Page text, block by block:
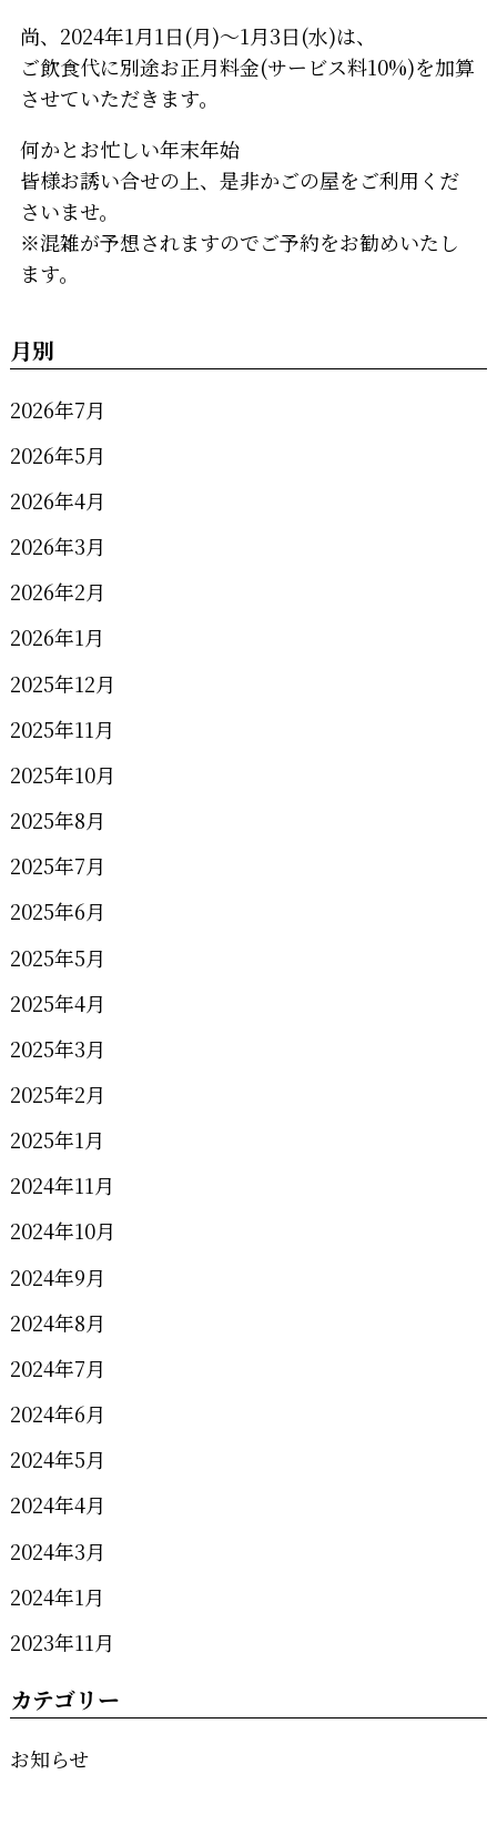
尚、2024年1月1日(月)～1月3日(水)は、
ご飲食代に別途お正月料金(サービス料10%)を加算
させていただきます。
何かとお忙しい年末年始
皆様お誘い合せの上、是非かごの屋をご利用くだ
さいませ。
※混雑が予想されますのでご予約をお勧めいたし
ます。
月別
2026年7月
2026年5月
2026年4月
2026年3月
2026年2月
2026年1月
2025年12月
2025年11月
2025年10月
2025年8月
2025年7月
2025年6月
2025年5月
2025年4月
2025年3月
2025年2月
2025年1月
2024年11月
2024年10月
2024年9月
2024年8月
2024年7月
2024年6月
2024年5月
2024年4月
2024年3月
2024年1月
2023年11月
カテゴリー
お知らせ